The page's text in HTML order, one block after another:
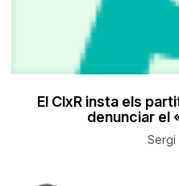
El ClxR insta els
denunciar el
Sergi